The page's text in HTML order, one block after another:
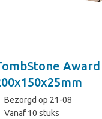
Award
Bezorgd op 21-08
Vanaf 10 stuks